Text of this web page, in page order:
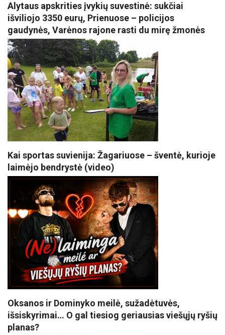
Alytaus apskrities įvykių suvestinė: sukčiai
išviliojo 3350 eurų, Prienuose – policijos
gaudynės, Varėnos rajone rasti du mirę žmonės
Kai sportas suvienija: Žagariuose – šventė, kurioje
laimėjo bendrystė (video)
Oksanos ir Dominyko meilė, sužadėtuvės,
išsiskyrimai… O gal tiesiog geriausias viešųjų ryšių
planas?